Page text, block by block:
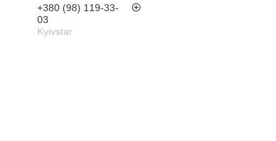
+380 (98) 119-33-
03
Kyivstar